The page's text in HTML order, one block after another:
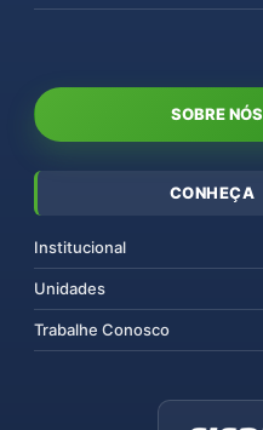
SOBRE NÓS
CONHEÇA
Institucional
Unidades
Trabalhe Conosco